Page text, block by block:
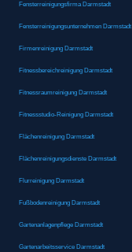
Fensterreinigungsfirma Darmstadt
Fensterreinigungsunternehmen Darmstadt
Firmenreinigung Darmstadt
Fitnessbereichreinigung Darmstadt
Fitnessraumreinigung Darmstadt
Fitnessstudio-Reinigung Darmstadt
Flächenreinigung Darmstadt
Flächenreinigungsdienste Darmstadt
Flurreinigung Darmstadt
Fußbodenreinigung Darmstadt
Gartenanlagenpflege Darmstadt
Gartenarbeitsservice Darmstadt